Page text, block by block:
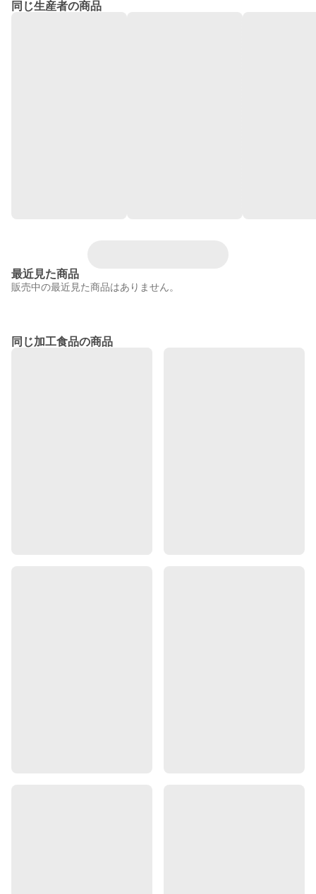
同じ生産者の商品
最近見た商品
販売中の最近見た商品はありません。
同じ加工食品の商品